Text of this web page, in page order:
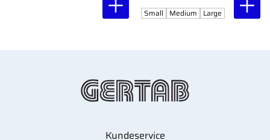
i S, M og L.
Small Medium Large
Kundeservice